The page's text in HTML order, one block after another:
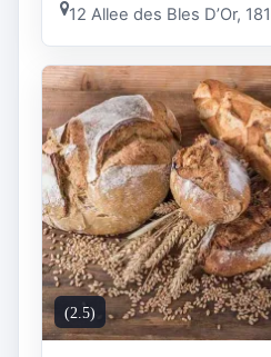
12 Allee des Bles D’Or,
(2.5)